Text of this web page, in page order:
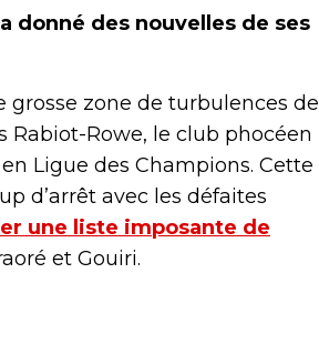
donné des nouvelles de ses
grosse zone de turbulences de
Rabiot-Rowe, le club phocéen
Ligue des Champions. Cette
d’arrêt avec les défaites
une liste imposante de
et Gouiri.